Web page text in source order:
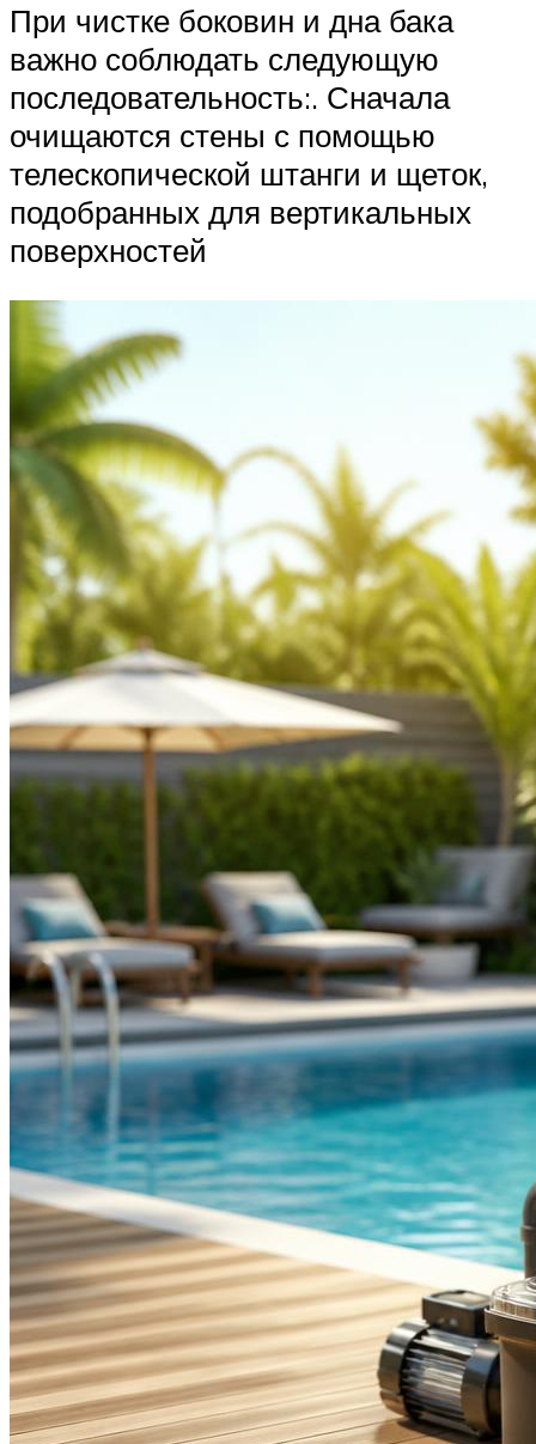
При чистке боковин и дна бака
важно соблюдать следующую
последовательность:. Сначала
очищаются стены с помощью
телескопической штанги и щеток,
подобранных для вертикальных
поверхностей